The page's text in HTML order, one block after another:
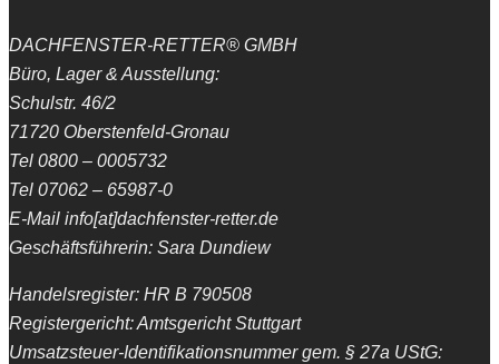
DACHFENSTER-RETTER® GMBH
Büro, Lager & Ausstellung:
Schulstr. 46/2
71720 Oberstenfeld-Gronau
Tel 0800 – 0005732
Tel 07062 – 65987-0
E-Mail info[at]dachfenster-retter.de
Geschäftsführerin: Sara Dundiew
Handelsregister: HR B 790508
Registergericht: Amtsgericht Stuttgart
Umsatzsteuer-Identifikationsnummer gem. § 27a UStG: